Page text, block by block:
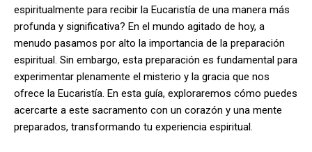
espiritualmente para recibir la Eucaristía de una manera más
profunda y significativa? En el mundo agitado de hoy, a
menudo pasamos por alto la importancia de la preparación
espiritual. Sin embargo, esta preparación es fundamental para
experimentar plenamente el misterio y la gracia que nos
ofrece la Eucaristía. En esta guía, exploraremos cómo puedes
acercarte a este sacramento con un corazón y una mente
preparados, transformando tu experiencia espiritual.